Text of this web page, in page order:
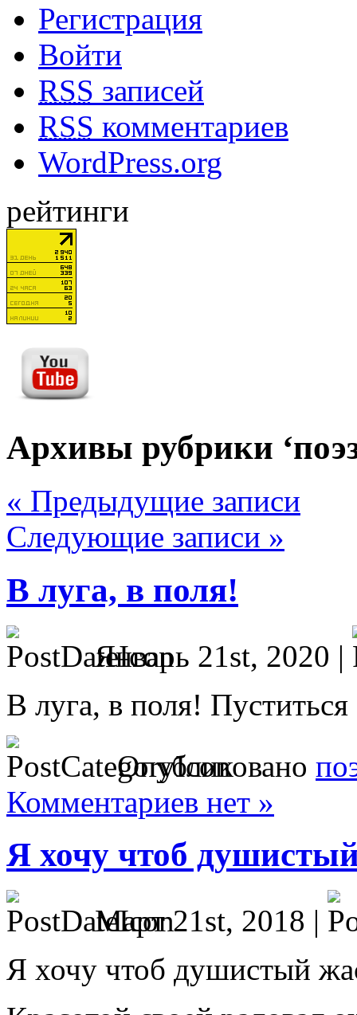
Регистрация
Войти
RSS записей
RSS комментариев
WordPress.org
рейтинги
Архивы рубрики
« Предыдущие записи
Следующие записи »
В луга, в поля!
Январь 21st, 2020 |
В луга, в поля!
Опубликовано
Комментариев нет »
Я хочу чтоб
Март 21st, 2018 |
Я хочу чтоб душистый